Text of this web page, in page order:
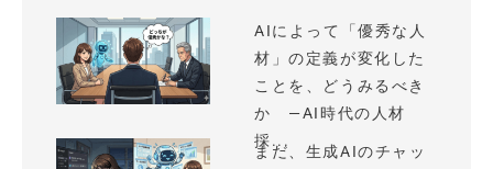
AIによって「優秀な人
材」の定義が変化した
ことを、どうみるべき
か —AI時代の人材
採...
まだ、生成AIのチャッ